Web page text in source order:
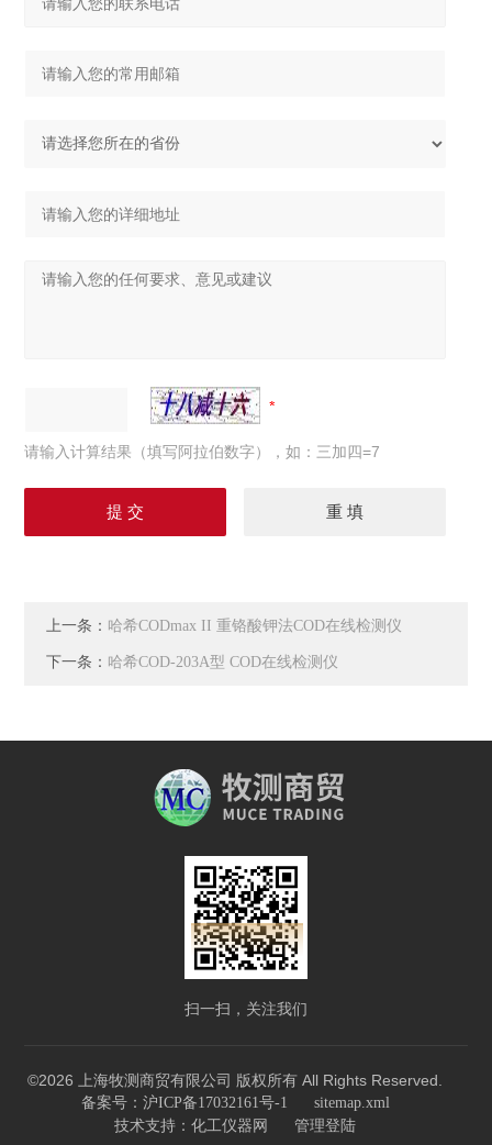
请输入计算结果（填写阿拉伯数字），如：三加四=7
上一条： 哈希CODmax II 重铬酸钾法COD在线检测仪
下一条： 哈希COD-203A型 COD在线检测仪
扫一扫，关注我们
©2026 上海牧测商贸有限公司 版权所有 All Rights Reserved.
备案号：沪ICP备17032161号-1 sitemap.xml
技术支持： 化工仪器网 管理登陆